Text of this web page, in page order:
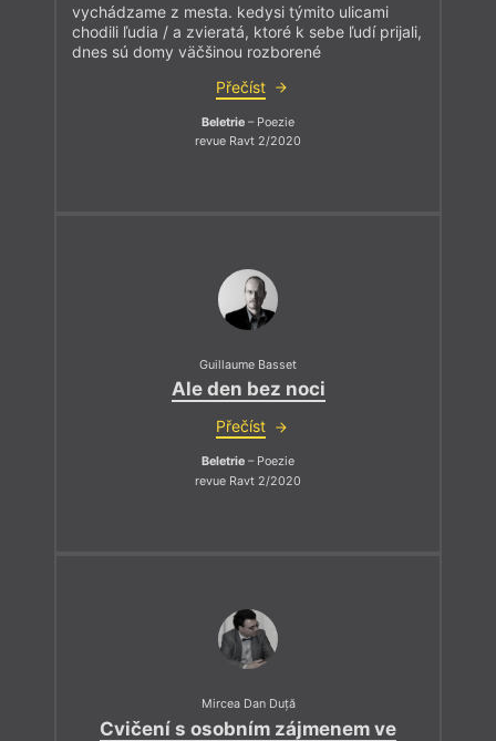
vychádzame z mesta. kedysi týmito ulicami
chodili ľudia / a zvieratá, ktoré k sebe ľudí prijali,
dnes sú domy väčšinou rozborené
Přečíst
Beletrie – Poezie
revue Ravt 2/2020
Guillaume Basset
Ale den bez noci
Přečíst
Beletrie – Poezie
revue Ravt 2/2020
Mircea Dan Duță
Cvičení s osobním zájmenem ve